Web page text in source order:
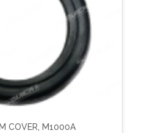
COVER, M1000A